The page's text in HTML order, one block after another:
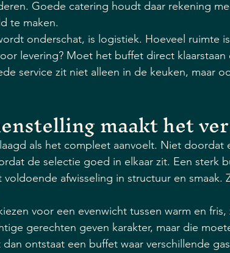
Goede catering houdt daar rekening
te maken.
onderschat, is logistiek. Hoeveel ruimte
levering? Moet het buffet direct klaarstaan
service zit niet alleen in de keuken, maar
maakt het
als het compleet aanvoelt. Niet doordat
de selectie goed in elkaar zit. Een sterk
voldoende afwisseling in structuur en smaak.
voor een evenwicht tussen warm en
gerechten geven karakter, maar die
ontstaat een buffet waar verschillende